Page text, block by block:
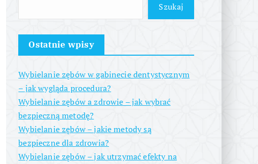
Szukaj
Ostatnie wpisy
Wybielanie zębów w gabinecie dentystycznym
– jak wygląda procedura?
Wybielanie zębów a zdrowie – jak wybrać
bezpieczną metodę?
Wybielanie zębów – jakie metody są
bezpieczne dla zdrowia?
Wybielanie zębów – jak utrzymać efekty na